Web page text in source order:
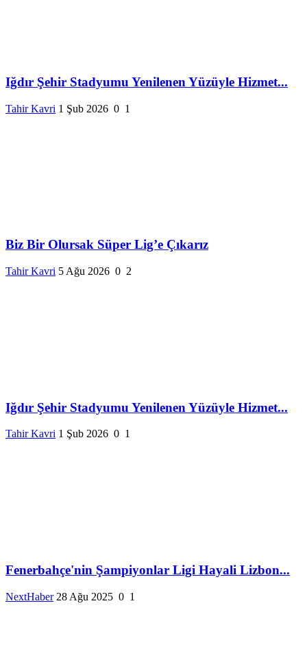
Iğdır Şehir Stadyumu Yenilenen Yüzüyle Hizmet...
Tahir Kavri 1 Şub 2026 0 1
Biz Bir Olursak Süper Lig’e Çıkarız
Tahir Kavri 5 Ağu 2026 0 2
Iğdır Şehir Stadyumu Yenilenen Yüzüyle Hizmet...
Tahir Kavri 1 Şub 2026 0 1
Fenerbahçe'nin Şampiyonlar Ligi Hayali Lizbon...
NextHaber 28 Ağu 2025 0 1